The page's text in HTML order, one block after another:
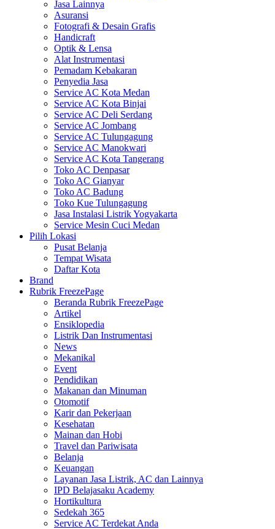
Jasa Lainnya
Asuransi
Fotografi & Desain Grafis
Handicraft
Optik & Lensa
Alat Instrumentasi
Pemadam Kebakaran
Penyedia Jasa
Service AC Kota Medan
Service AC Kota Binjai
Service AC Deli Serdang
Service AC Jombang
Service AC Tulungagung
Service AC Manokwari
Service AC Kota Tangerang
Toko AC Denpasar
Toko AC Gianyar
Toko AC Badung
Toko Kue Tulungagung
Jasa Instalasi Listrik Yogyakarta
Service Mesin Cuci Medan
Pilih Lokasi
Pusat Belanja
Tempat Wisata
Daftar Kota
Brand
Rubrik FreezePage
Beranda Rubrik FreezePage
Artikel
Ensiklopedia
Listrik Dan Instrumentasi
News
Mekanikal
Event
Pendidikan
Makanan dan Minuman
Otomotif
Karir dan Pekerjaan
Kesehatan
Mainan dan Hobi
Travel dan Pariwisata
Belanja
Keuangan
Layanan Jasa Listrik, AC dan Lainnya
IPD Belajasaku Academy
Hortikultura
Sedekah 365
Service AC Terdekat Anda